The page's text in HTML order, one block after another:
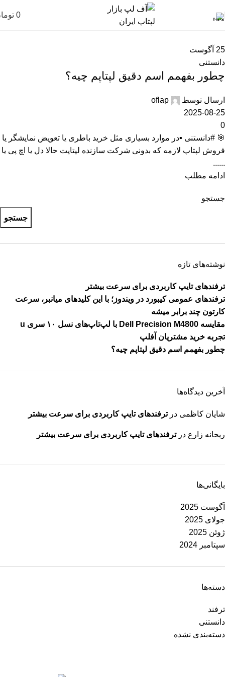
0
25 آگوست
دانستنی
چطور بفهمم اسم دقیق لپتاپم چیه؟
ارسال توسط
oflap
2025-08-25
0
🎯 #دانستنی ▪️در موارد بسیاری مثل خرید باطری یا تعویض نمایشگر یا
فروش لپتاپ لازمه که بدونی شرکت سازنده لپتاپت حالا دل یا اچ پی یا
......
ادامه مطلب
جستجو
جستجو
نوشته‌های تازه
ترفندهای تایپ کاربردی برای سرعت بیشتر
ترفندهای عمومی کیبورد در ویندوز؛ با این کلیدهای میانبر، سرعت
کارتون چند برابر میشه
مقایسه Dell Precision M4800 با لپ‌تاپ‌های نسل ۱۰ سری u
تجربه خرید مشتریان آفلپ
چطور بفهمم اسم دقیق لپتاپم چیه؟
آخرین دیدگاه‌ها
شایان کاظمی درترفندهای تایپ کاربردی برای سرعت بیشتر
ریحانه زارع درترفندهای تایپ کاربردی برای سرعت بیشتر
بایگانی‌ها
آگوست 2025
جولای 2025
ژوئن 2025
سپتامبر 2024
دسته‌ها
ترفند
دانستنی
دسته‌بندی نشده